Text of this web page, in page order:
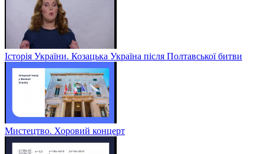
Історія України. Козацька Україна після Полтавської битви
Мистецтво. Хоровий концерт